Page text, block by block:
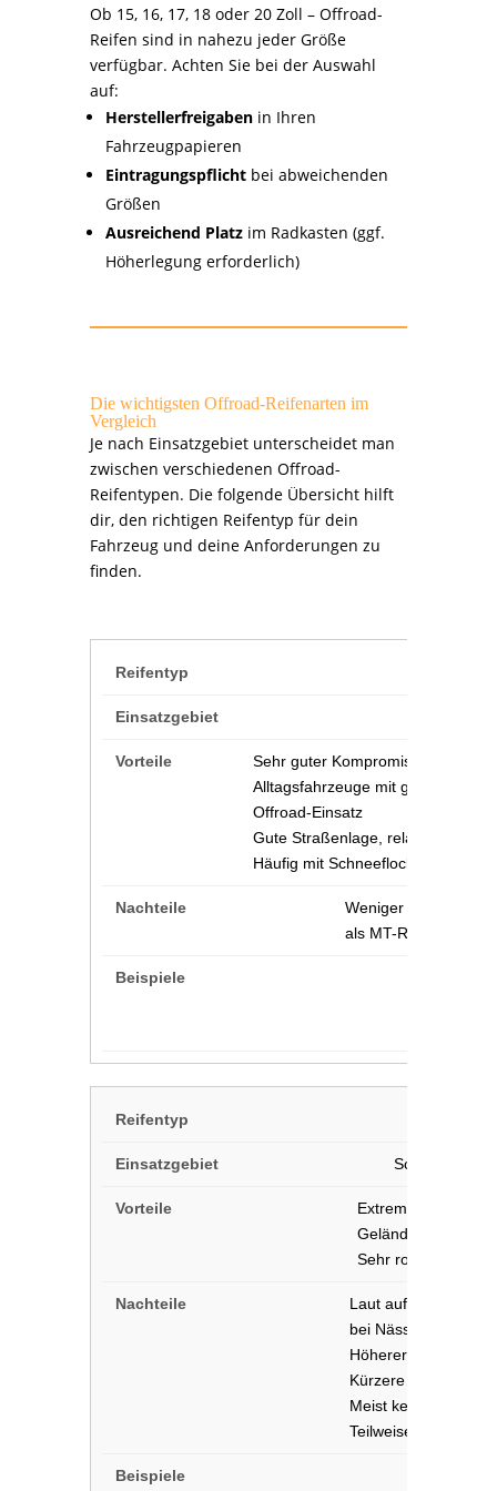
Ob 15, 16, 17, 18 oder 20 Zoll – Offroad-
Reifen sind in nahezu jeder Größe
verfügbar. Achten Sie bei der Auswahl
auf:
Herstellerfreigabenin Ihren
Fahrzeugpapieren
Eintragungspflichtbei abweichenden
Größen
Ausreichend Platzim Radkasten (ggf.
Höherlegung erforderlich)
Die wichtigsten Offroad-Reifenarten im
Vergleich
Je nach Einsatzgebiet unterscheidet man
zwischen verschiedenen Offroad-
Reifentypen. Die folgende Übersicht hilft
dir, den richtigen Reifentyp für dein
Fahrzeug und deine Anforderungen zu
finden.
Sehr guter Kompromiss für
Alltagsfahrzeuge mit
Offroad-Einsatz
Gute Straßenlage, relativ leise
Häufig mit Schneeflockensymbol (
Weniger Grip bei
als MT-Reifen
Schlamm,
Extrem
Gelände
Sehr robuste
Laut auf Asphalt,
bei Nässe
Höherer
Kürzere
Meist keine Alpine-
Teilweise keine